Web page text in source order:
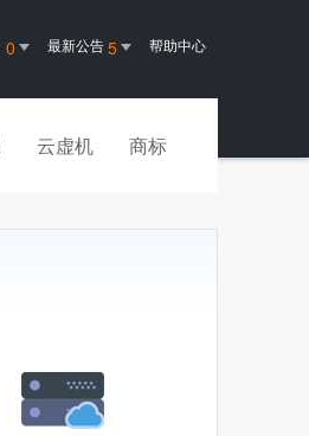
0 最新公告5 帮助中心
云虚机 商标